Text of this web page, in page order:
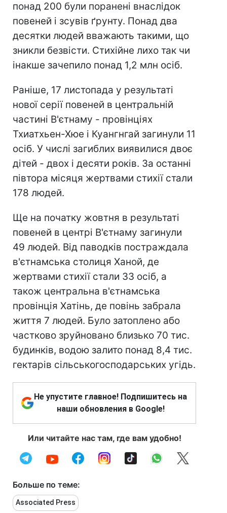
понад 200 були поранені внаслідок
повеней і зсувів ґрунту. Понад два
десятки людей вважають такими, що
зникли безвісти. Стихійне лихо так чи
інакше зачепило понад 1,2 млн осіб.
Раніше, 17 листопада у результаті
нової серії повеней в центральній
частині В'єтнаму - провінціях
Тхиатхьен-Хюе і Куангнгай загинули 11
осіб. У числі загиблих виявилися двоє
дітей - двох і десяти років. За останні
півтора місяця жертвами стихії стали
178 людей.
Ще на початку жовтня в результаті
повеней в центрі В'єтнаму загинули
49 людей. Від паводків постраждала
в'єтнамська столиця Ханой, де
жертвами стихії стали 33 осіб, а
також центральна в'єтнамська
провінція Хатінь, де повінь забрала
життя 7 людей. Було затоплено або
частково зруйновано близько 70 тис.
будинків, водою залито понад 8,4 тис.
гектарів сільськогосподарських угідь.
Не упустите главное! Подпишитесь на
наши обновления в Google!
Или читайте нас там, где вам удобно!
Больше по теме:
Associated Press